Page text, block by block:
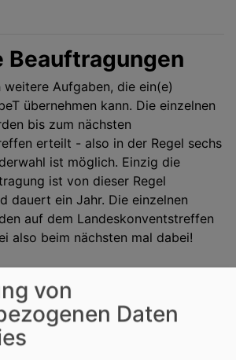
Beauftragungen
Aufgaben, die ein(e)
übernehmen kann. Die einzelnen
bis zum nächsten
erteilt - also in der Regel sechs
ist möglich. Einzig die
ist von dieser Regel
dauert ein Jahr. Die einzelnen
auf dem Landeskonventstreffen
also beim nächsten mal dabei!
von
Daten